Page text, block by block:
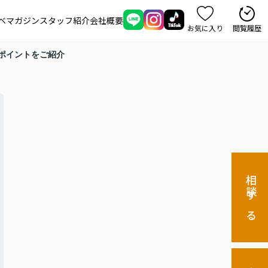
マガジンスタッフ紹介会社概要
お気に入り 閲覧履歴
相談する
イントをご紹介